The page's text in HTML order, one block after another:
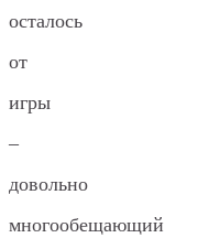
осталось
от
игры
–
довольно
многообещающий